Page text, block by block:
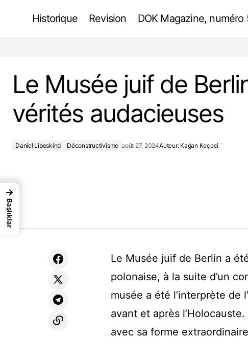
Historique Revision DOK Magazine, numéro
Le Musée juif de
vérités audacieuses
Daniel Libeskind Déconstructivisme août 27, 2024Auteur: Kağan Keçeci
Le Musée juif de Berlin a
polonaise, à la suite d’un
musée a été l’interprète de
avant et après
avec sa forme
→
Başlıklar